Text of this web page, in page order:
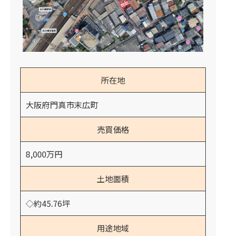
所在地
大阪府門真市末広町
売買価格
8,000万円
土地面積
◇約45.76坪
用途地域